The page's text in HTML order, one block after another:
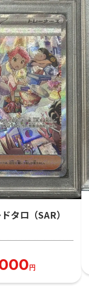
タロ（SAR）
円